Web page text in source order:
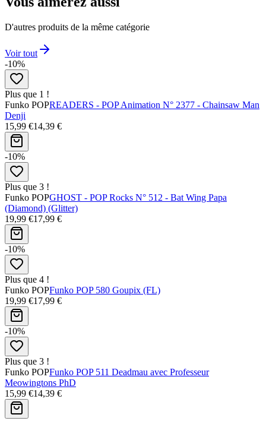
D'autres produits de la même catégorie
Voir tout
-10%
Plus que 1 !
Funko POPREADERS - POP Animation N° 2377 - Chainsaw Man
Denji
15,99 €14,39 €
-10%
Plus que 3 !
Funko POPGHOST - POP Rocks N° 512 - Bat Wing Papa
(Diamond) (Glitter)
19,99 €17,99 €
-10%
Plus que 4 !
Funko POPFunko POP 580 Goupix (FL)
19,99 €17,99 €
-10%
Plus que 3 !
Funko POPFunko POP 511 Deadmau avec Professeur
Meowingtons PhD
15,99 €14,39 €